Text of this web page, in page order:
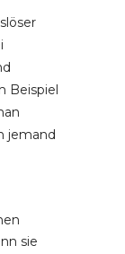
Beispiel
jemand
sie